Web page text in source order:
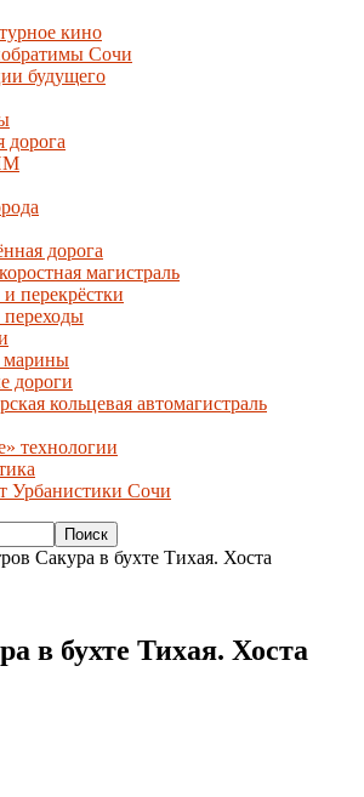
кино
Сочи
будущего
дорога
дорога
магистраль
и перекрёстки
дороги
кольцевая автомагистраль
технологии
Урбанистики Сочи
Сакура в бухте Тихая. Хоста
в бухте Тихая. Хоста